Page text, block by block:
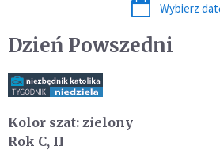
Wybierz
Dzień Powszedni
Kolor szat: zielony
Rok C, II